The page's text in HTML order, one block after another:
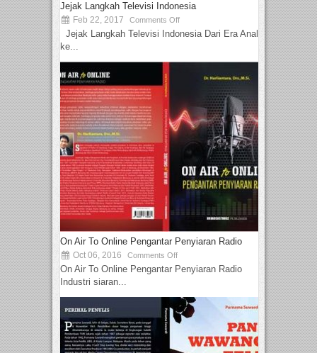
Jejak Langkah Televisi Indonesia
Feb 22, 2017 Comments Off
Jejak Langkah Televisi Indonesia Dari Era Analog
ke...
On Air To Online Pengantar Penyiaran Radio
Oct 06, 2016 Comments Off
On Air To Online Pengantar Penyiaran Radio
Industri siaran...